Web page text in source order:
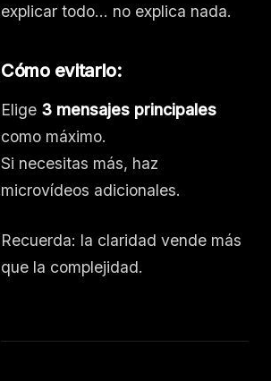
explicar todo… no explica nada.
Cómo evitarlo:
Elige 3 mensajes principales
como máximo.
Si necesitas más, haz
microvídeos adicionales.
Recuerda: la claridad vende más
que la complejidad.